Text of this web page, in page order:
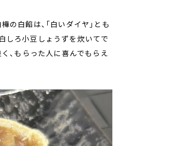
の白餡は、「白いダイヤ」とも
しろ小豆しょうずを炊いてで
、もらった人に喜んでもらえ